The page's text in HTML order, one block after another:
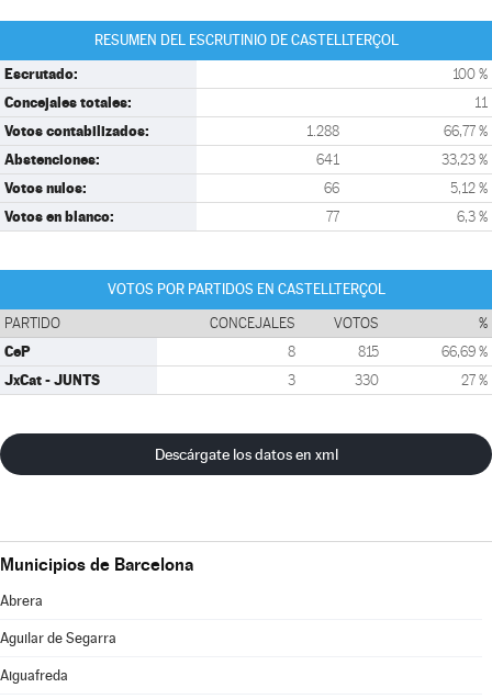
RESUMEN DEL ESCRUTINIO DE CASTELLTERÇOL
Escrutado: 100 %
Concejales totales: 11
Votos contabilizados: 1.288 66,77 %
Abstenciones: 641 33,23 %
Votos nulos: 66 5,12 %
Votos en blanco: 77 6,3 %
VOTOS POR PARTIDOS EN CASTELLTERÇOL
PARTIDO CONCEJALES VOTOS %
CeP 8 815 66,69 %
JxCat - JUNTS 3 330 27 %
Descárgate los datos en xml
Municipios de Barcelona
Abrera
Aguilar de Segarra
Aiguafreda